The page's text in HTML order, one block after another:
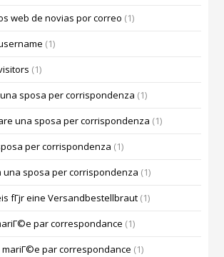
web de novias por correo (1)
(1)
(1)
sposa per corrispondenza (1)
una sposa per corrispondenza (1)
per corrispondenza (1)
una sposa per corrispondenza (1)
fГјr eine Versandbestellbraut (1)
par correspondance (1)
par correspondance (1)